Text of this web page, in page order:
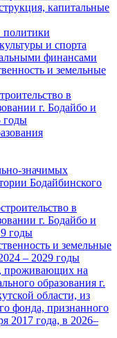
капитальные
политики
и спорта
финансами
и земельные
в
г. Бодайбо и
годы
значимых
Бодайбинского
в
г. Бодайбо и
годы
и земельные
– 2029 годы
проживающих на
образования г.
области, из
фонда, признанного
2017 года, в 2026–